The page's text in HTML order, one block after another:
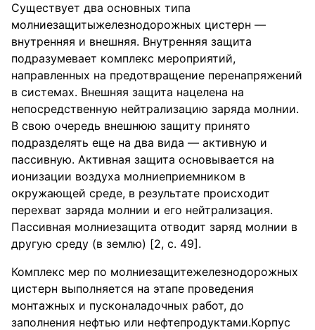
Существует два основных типа
молниезащитыжелезнодорожных цистерн —
внутренняя и внешняя. Внутренняя защита
подразумевает комплекс мероприятий,
направленных на предотвращение перенапряжений
в системах. Внешняя защита нацелена на
непосредственную нейтрализацию заряда молнии.
В свою очередь внешнюю защиту принято
подразделять еще на два вида — активную и
пассивную. Активная защита основывается на
ионизации воздуха молниеприемником в
окружающей среде, в результате происходит
перехват заряда молнии и его нейтрализация.
Пассивная молниезащита отводит заряд молнии в
другую среду (в землю) [2, с. 49].
Комплекс мер по молниезащитежелезнодорожных
цистерн выполняется на этапе проведения
монтажных и пусконаладочных работ, до
заполнения нефтью или нефтепродуктами.Корпус